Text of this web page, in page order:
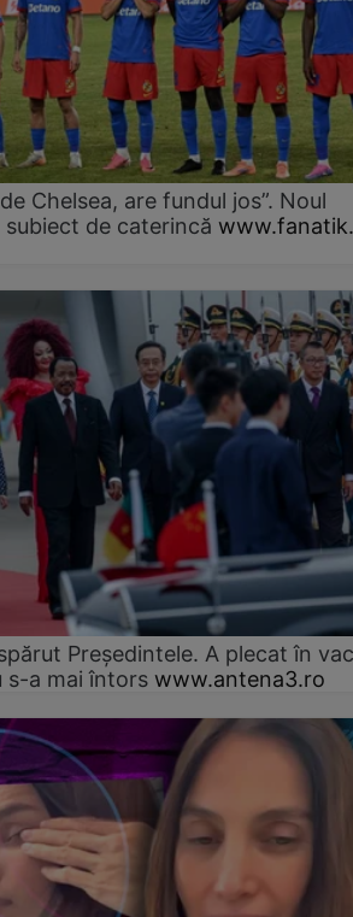
Chelsea, are fundul jos”. Noul
de caterincă
Președintele. A plecat în
s-a mai întors www.antena3.ro